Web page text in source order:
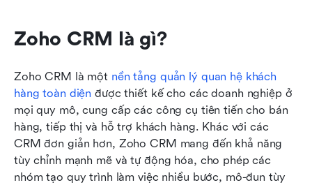
Zoho CRM là gì?
Zoho CRM là một nền tảng quản lý quan hệ khách
hàng toàn diện được thiết kế cho các doanh nghiệp ở
mọi quy mô, cung cấp các công cụ tiên tiến cho bán
hàng, tiếp thị và hỗ trợ khách hàng. Khác với các
CRM đơn giản hơn, Zoho CRM mang đến khả năng
tùy chỉnh mạnh mẽ và tự động hóa, cho phép các
nhóm tạo quy trình làm việc nhiều bước, mô-đun tùy